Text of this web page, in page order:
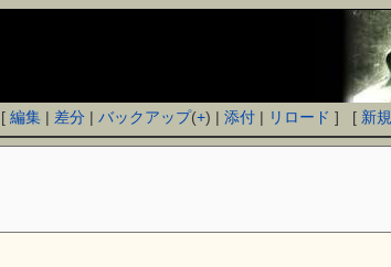
編集 | 差分 |バックアップ(+) |添付 | リロード ] [ 新規